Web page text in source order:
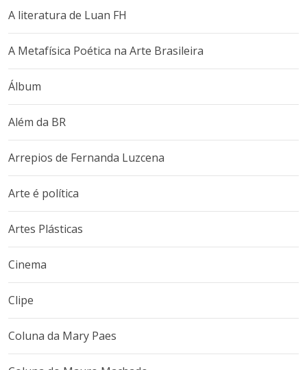
A literatura de Luan FH
A Metafísica Poética na Arte Brasileira
Álbum
Além da BR
Arrepios de Fernanda Luzcena
Arte é política
Artes Plásticas
Cinema
Clipe
Coluna da Mary Paes